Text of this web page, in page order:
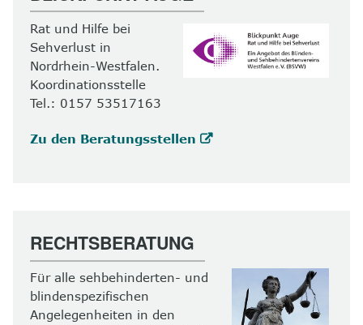
Rat und Hilfe bei
Sehverlust in
Nordrhein-Westfalen.
Koordinationsstelle
Tel.: 0157 53517163
Zu den Beratungsstellen
RECHTSBERATUNG
Für alle sehbehinderten- und
blindenspezifischen
Angelegenheiten in den